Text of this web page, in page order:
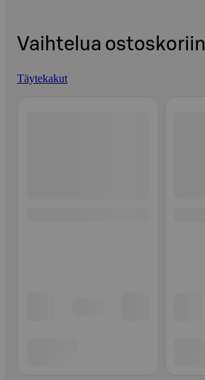
Vaihtelua ostoskoriin
Täytekakut